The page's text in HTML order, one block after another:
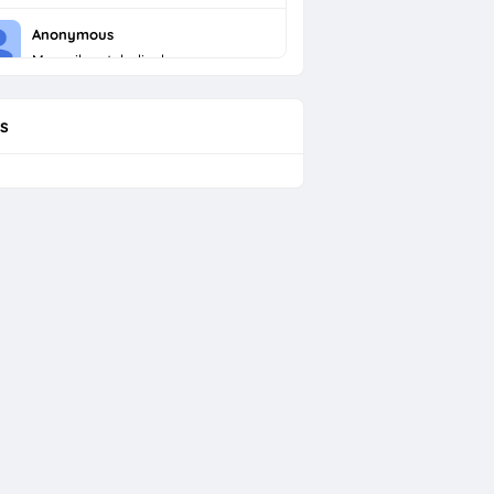
Anonymous
Menarik untuk dicoba